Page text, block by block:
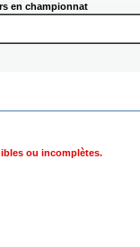
en championnat
ou incomplètes.